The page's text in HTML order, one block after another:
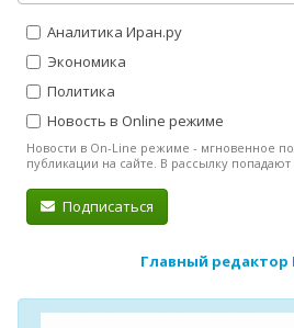
Аналитика Иран.ру
Экономика
Политика
Новость в Online режиме
Новости в On-Line режиме - мгновенное
публикации на сайте. В рассылку
Подписаться
Главный редактор